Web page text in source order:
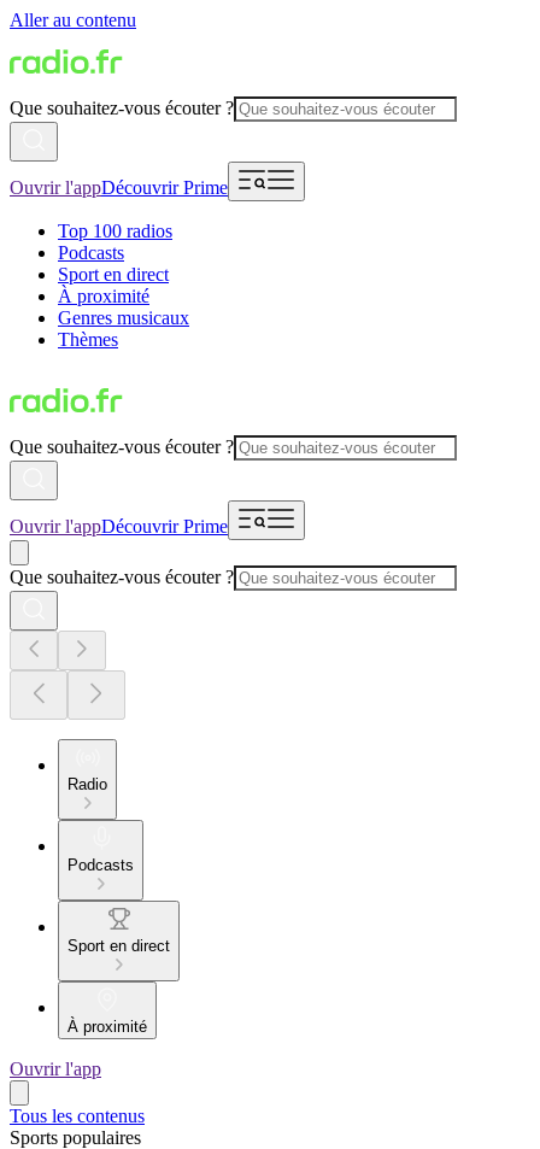
Aller au contenu
Que souhaitez-vous écouter ?
Ouvrir l'appDécouvrir Prime
Top 100 radios
Podcasts
Sport en direct
À proximité
Genres musicaux
Thèmes
Que souhaitez-vous écouter ?
Ouvrir l'appDécouvrir Prime
Que souhaitez-vous écouter ?
Radio
Podcasts
Sport en direct
À proximité
Ouvrir l'app
Tous les contenus
Sports populaires